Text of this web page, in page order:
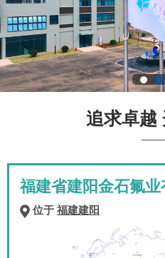
追求卓越
福建省建阳金石氟业
位于 福建建阳